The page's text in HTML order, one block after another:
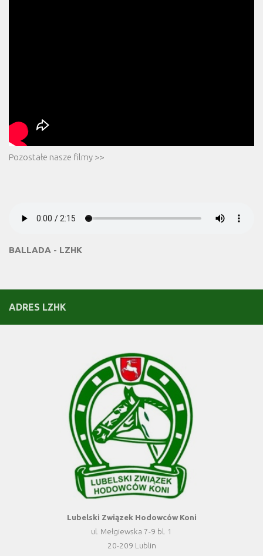
Pozostałe nasze filmy >>
BALLADA - LZHK
ADRES LZHK
Lubelski Związek Hodowców Koni
ul. Mełgiewska 7-9 bl. 1
20-209 Lublin